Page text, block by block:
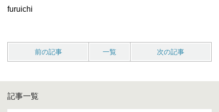
furuichi
前の記事 一覧 次の記事
記事一覧